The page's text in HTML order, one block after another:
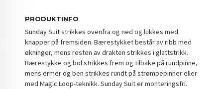
PRODUKTINFO
Sunday Suit strikkes ovenfra og ned og lukkes med
knapper på fremsiden. Bærestykket består av ribb med
økninger, mens resten av drakten strikkes i glattstrikk.
Bærestykke og bol strikkes frem og tilbake på rundpinne,
mens ermer og ben strikkes rundt på strømpepinner eller
med Magic Loop-teknikk. Sunday Suit er monteringsfri.